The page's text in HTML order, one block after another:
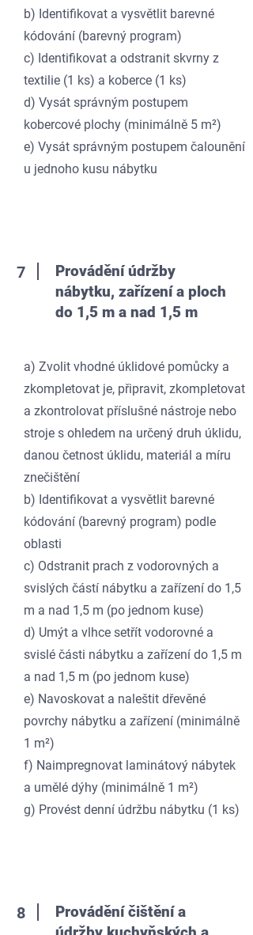
b) Identifikovat a vysvětlit barevné
kódování (barevný program)
c) Identifikovat a odstranit skvrny z
textilie (1 ks) a koberce (1 ks)
d) Vysát správným postupem
kobercové plochy (minimálně 5 m²)
e) Vysát správným postupem čalounění
u jednoho kusu nábytku
7
Provádění údržby
nábytku, zařízení a ploch
do 1,5 m a nad 1,5 m
a) Zvolit vhodné úklidové pomůcky a
zkompletovat je, připravit, zkompletovat
a zkontrolovat příslušné nástroje nebo
stroje s ohledem na určený druh úklidu,
danou četnost úklidu, materiál a míru
znečištění
b) Identifikovat a vysvětlit barevné
kódování (barevný program) podle
oblasti
c) Odstranit prach z vodorovných a
svislých částí nábytku a zařízení do 1,5
m a nad 1,5 m (po jednom kuse)
d) Umýt a vlhce setřít vodorovné a
svislé části nábytku a zařízení do 1,5 m
a nad 1,5 m (po jednom kuse)
e) Navoskovat a naleštit dřevěné
povrchy nábytku a zařízení (minimálně
1 m²)
f) Naimpregnovat laminátový nábytek
a umělé dýhy (minimálně 1 m²)
g) Provést denní údržbu nábytku (1 ks)
8
Provádění čištění a